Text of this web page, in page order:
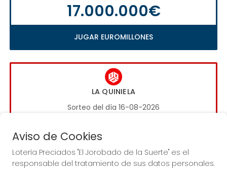
17.000.000€
JUGAR EUROMILLONES
LA QUINIELA
Sorteo del día 16-08-2026
1.000.000€
JUGAR LA QUINIELA
Aviso de Cookies
Lotería Preciados "El Jorobado de la Suerte" es el
responsable del tratamiento de sus datos personales.